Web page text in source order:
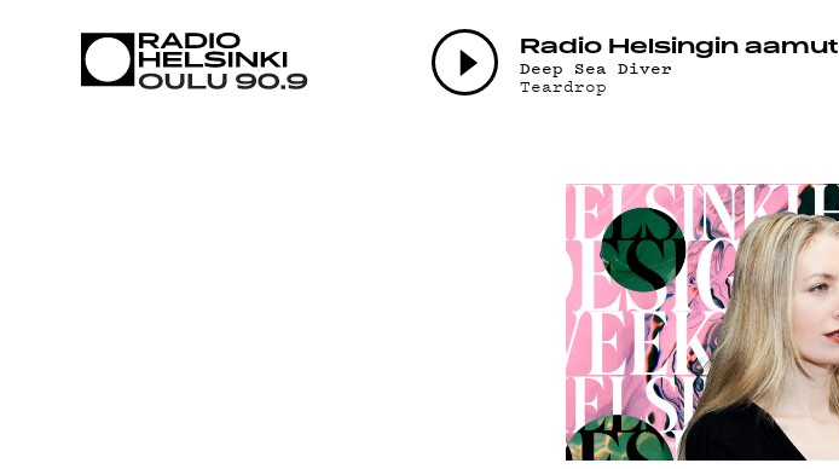
Radio Helsingin aamut
Deep Sea Diver
Teardrop
AJANKOHTAISTA